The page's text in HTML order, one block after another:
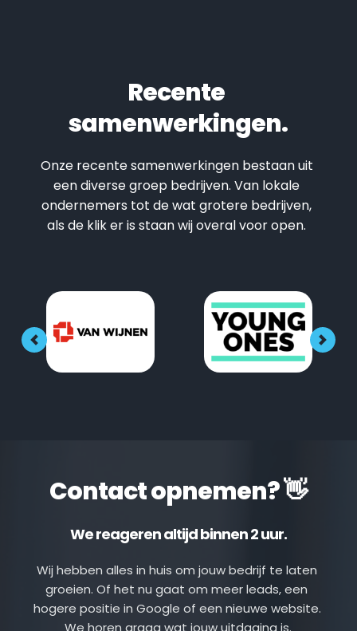
Recente
samenwerkingen.
Onze recente samenwerkingen bestaan uit
een diverse groep bedrijven. Van lokale
ondernemers tot de wat grotere bedrijven,
als de klik er is staan wij overal voor open.
Contact opnemen? 👋
We reageren altijd binnen 2 uur.
Wij hebben alles in huis om jouw bedrijf te laten
groeien. Of het nu gaat om meer leads, een
hogere positie in Google of een nieuwe website.